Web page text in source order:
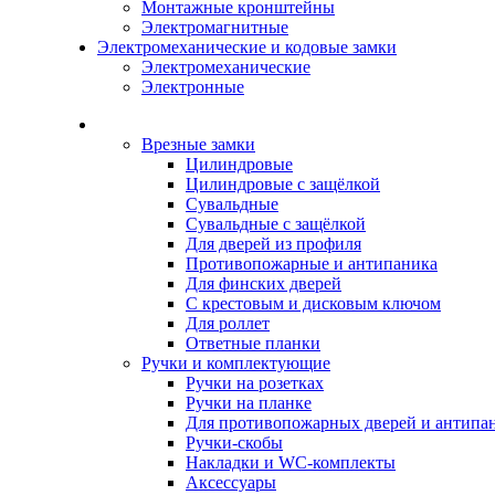
Монтажные кронштейны
Электромагнитные
Электромеханические и кодовые замки
Электромеханические
Электронные
Врезные замки
Цилиндровые
Цилиндровые с защёлкой
Сувальдные
Сувальдные с защёлкой
Для дверей из профиля
Противопожарные и антипаника
Для финских дверей
С крестовым и дисковым ключом
Для роллет
Ответные планки
Ручки и комплектующие
Ручки на розетках
Ручки на планке
Для противопожарных дверей и
Ручки-скобы
Накладки и WC-комплекты
Аксессуары